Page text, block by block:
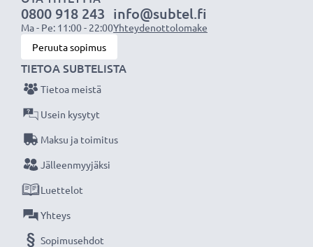
laturin ansiosta, 3 vuoden takuu!
0800 918 243
Ma - Pe: 11:00 - 22:00
info@subtel.fi
Yhteydenottolomake
Peruuta sopimus
TIETOA SUBTELISTA
Tietoa meistä
Usein kysytyt
Maksu ja toimitus
Jälleenmyyjäksi
Luettelot
Yhteys
Sopimusehdot